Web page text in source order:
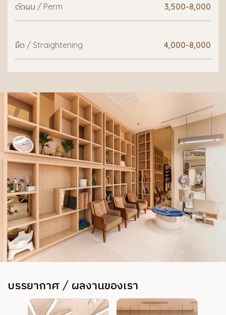
ดัดผม / Perm 3,500-8,000
ยืด / Straightening 4,000-8,000
บรรยากาศ / ผลงานของเรา